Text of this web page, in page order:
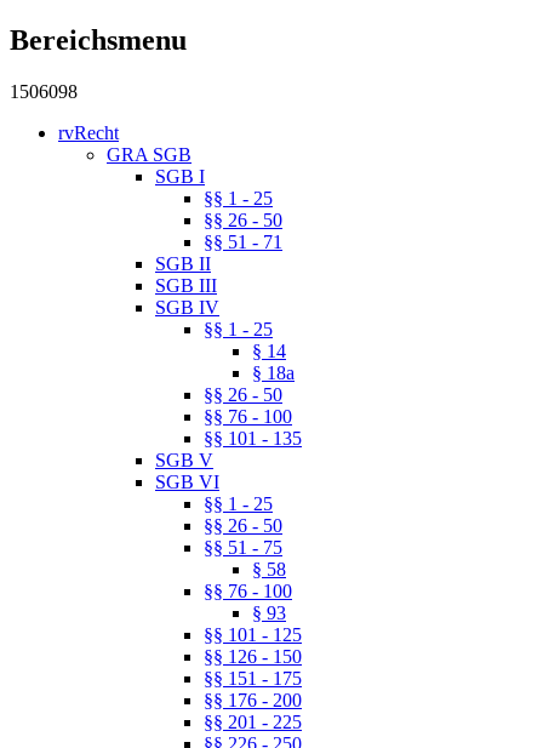
Bereichsmenu
1506098
rvRecht
GRA SGB
SGB I
§§ 1 - 25
§§ 26 - 50
§§ 51 - 71
SGB II
SGB III
SGB IV
§§ 1 - 25
§ 14
§ 18a
§§ 26 - 50
§§ 76 - 100
§§ 101 - 135
SGB V
SGB VI
§§ 1 - 25
§§ 26 - 50
§§ 51 - 75
§ 58
§§ 76 - 100
§ 93
§§ 101 - 125
§§ 126 - 150
§§ 151 - 175
§§ 176 - 200
§§ 201 - 225
§§ 226 - 250